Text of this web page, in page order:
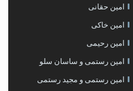
امین حقانی
امین خاکی
امین رحیمی
امین رستمی و ساسان سلو
امین رستمی و مجید رستمی